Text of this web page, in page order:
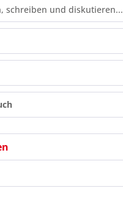
schreiben und diskutieren...